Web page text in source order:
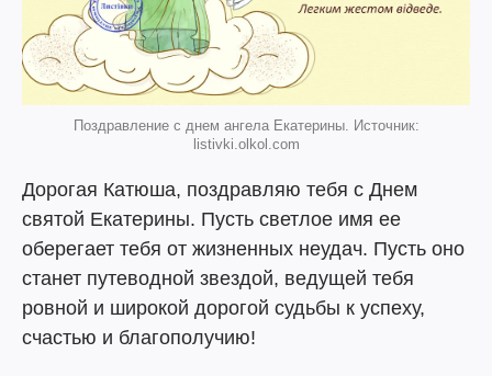
Поздравление с днем ангела Екатерины. Источник:
listivki.olkol.com
Дорогая Катюша, поздравляю тебя с Днем
святой Екатерины. Пусть светлое имя ее
оберегает тебя от жизненных неудач. Пусть оно
станет путеводной звездой, ведущей тебя
ровной и широкой дорогой судьбы к успеху,
счастью и благополучию!